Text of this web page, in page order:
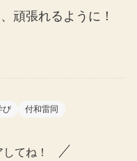
頑張れるように！
び 付和雷同
てね！